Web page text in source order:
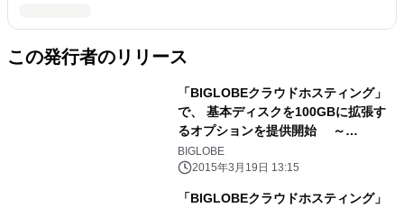
この発行者のリリース
「BIGLOBEクラウドホスティング」
で、 基本ディスクを100GBに拡張す
るオプションを提供開始 ～
Microsoft SQL Server
2012(Windows Server 2012 R2)も提
BIGLOBE
2015年3月19日 13:15
「BIGLOBEクラウドホスティング」